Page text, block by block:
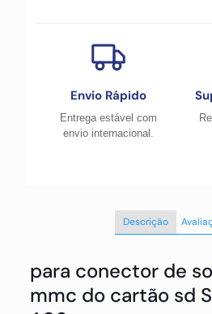
Envio Rápido
Entrega estável com
envio internacional.
Descrição
para conector de
mmc do cartão sd